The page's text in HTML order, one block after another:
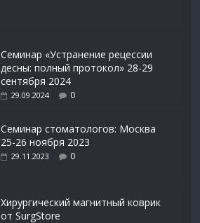
Семинар «Устранение рецессии
десны: полный протокол» 28-29
сентября 2024
29.09.2024 0
Семинар стоматологов: Москва
25-26 ноября 2023
29.11.2023 0
Xирургический магнитный коврик
от SurgStore